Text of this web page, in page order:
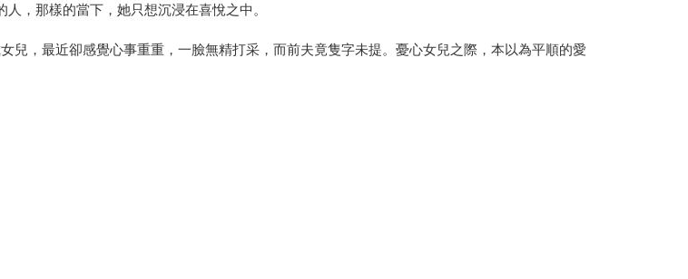
，那樣的當下，她只想沉浸在喜悅之中。
，最近卻感覺心事重重，一臉無精打采，而前夫竟隻字未提。憂心女兒之際，本以為平順的愛